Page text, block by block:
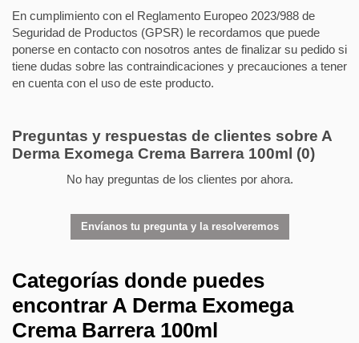
En cumplimiento con el Reglamento Europeo 2023/988 de
Seguridad de Productos (GPSR) le recordamos que puede
ponerse en contacto con nosotros antes de finalizar su pedido si
tiene dudas sobre las contraindicaciones y precauciones a tener
en cuenta con el uso de este producto.
Preguntas y respuestas de clientes sobre A
Derma Exomega Crema Barrera 100ml (0)
No hay preguntas de los clientes por ahora.
Envíanos tu pregunta y la resolveremos
Categorías donde puedes
encontrar A Derma Exomega
Crema Barrera 100ml